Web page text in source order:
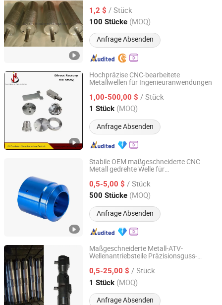
1,2 $ / Stück
100 Stücke (MOQ)
Anfrage Absenden
Hebei, China Seit 2015
Hochpräzise CNC-bearbeitete
Metallwellen für Ingenieuranwendungen
1,00-500,00 $ / Stück
1 Stück (MOQ)
Anfrage Absenden
Dongguan Jiechen Precision Hardware Manufacturing
Co., Ltd.
Guangdong, China Seit 2021
Stabile OEM maßgeschneiderte CNC
Metall gedrehte Welle für
0,5-5,00 $ / Stück
500 Stücke (MOQ)
Anfrage Absenden
Xiamen Fulilai Industry and Trade Co., Ltd.
Fujian, China Seit 2026
Maßgeschneiderte Metall-ATV-
Wellenantriebsteile Präzisionsguss-
0,5-25,00 $ / Stück
1 Stück (MOQ)
Anfrage Absenden
Shanghai Matech Machinery Manufacture Corporation
Ltd.
Shanghai, China Seit 2016